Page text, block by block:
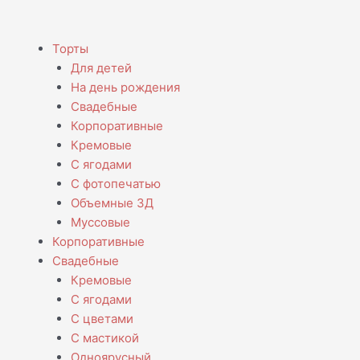
Торты
Для детей
На день рождения
Свадебные
Корпоративные
Кремовые
С ягодами
С фотопечатью
Объемные 3Д
Муссовые
Корпоративные
Свадебные
Кремовые
С ягодами
С цветами
С мастикой
Menu